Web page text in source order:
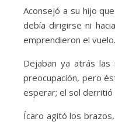
Aconsejó a su hijo
debía dirigirse ni
emprendieron el vuelo.
Dejaban ya atrás las
preocupación, pero
esperar; el sol derritió
Ícaro agitó los